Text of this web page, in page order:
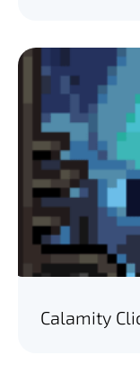
Calamity